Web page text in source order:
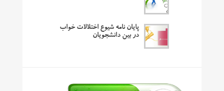
پایان نامه شیوع اختلالات خواب
در بین دانشجویان